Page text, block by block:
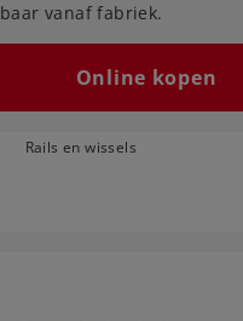
vanaf fabriek.
Online kopen
Rails en wissels